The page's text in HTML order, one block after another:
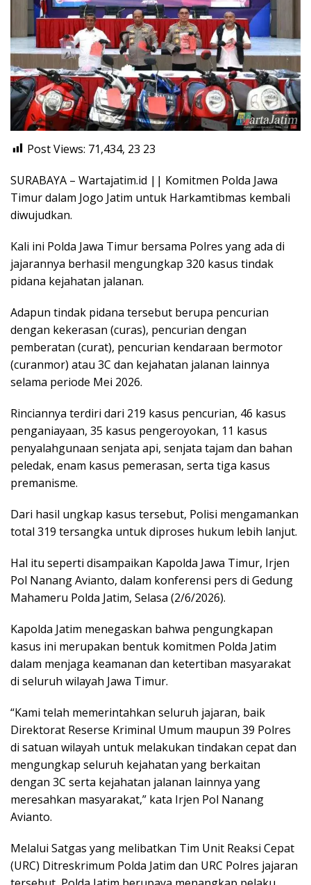
Post Views: 71,434, 23 23
SURABAYA – Wartajatim.id || Komitmen Polda Jawa
Timur dalam Jogo Jatim untuk Harkamtibmas kembali
diwujudkan.
Kali ini Polda Jawa Timur bersama Polres yang ada di
jajarannya berhasil mengungkap 320 kasus tindak
pidana kejahatan jalanan.
Adapun tindak pidana tersebut berupa pencurian
dengan kekerasan (curas), pencurian dengan
pemberatan (curat), pencurian kendaraan bermotor
(curanmor) atau 3C dan kejahatan jalanan lainnya
selama periode Mei 2026.
Rinciannya terdiri dari 219 kasus pencurian, 46 kasus
penganiayaan, 35 kasus pengeroyokan, 11 kasus
penyalahgunaan senjata api, senjata tajam dan bahan
peledak, enam kasus pemerasan, serta tiga kasus
premanisme.
Dari hasil ungkap kasus tersebut, Polisi mengamankan
total 319 tersangka untuk diproses hukum lebih lanjut.
Hal itu seperti disampaikan Kapolda Jawa Timur, Irjen
Pol Nanang Avianto, dalam konferensi pers di Gedung
Mahameru Polda Jatim, Selasa (2/6/2026).
Kapolda Jatim menegaskan bahwa pengungkapan
kasus ini merupakan bentuk komitmen Polda Jatim
dalam menjaga keamanan dan ketertiban masyarakat
di seluruh wilayah Jawa Timur.
“Kami telah memerintahkan seluruh jajaran, baik
Direktorat Reserse Kriminal Umum maupun 39 Polres
di satuan wilayah untuk melakukan tindakan cepat dan
mengungkap seluruh kejahatan yang berkaitan
dengan 3C serta kejahatan jalanan lainnya yang
meresahkan masyarakat,” kata Irjen Pol Nanang
Avianto.
Melalui Satgas yang melibatkan Tim Unit Reaksi Cepat
(URC) Ditreskrimum Polda Jatim dan URC Polres jajaran